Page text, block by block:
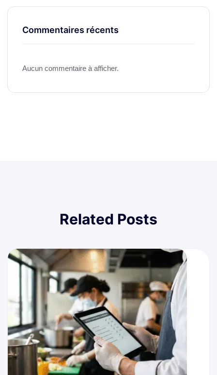
Commentaires récents
Aucun commentaire à afficher.
Related Posts